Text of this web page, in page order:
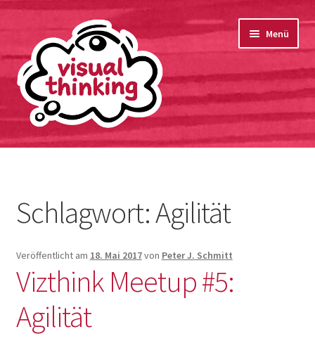
Navigation
springen
Inhalt
springen
Menü
Startseite
Portfolio
Kontakt
Datenschutzerklärung
Impressum
Schlagwort:Agilität
Veröffentlicht am 18. Mai 2017von Peter J. Schmitt
Vizthink Meetup #5:
Agilität